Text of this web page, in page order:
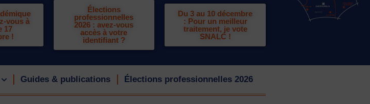
vous à
17
!
Élections
professionnelles
2026 : avez-vous
accès à votre
identifiant ?
Du 3 au 10 décembre
: Pour un meilleur
traitement, je vote
SNALC !
Guides & publications Élections professionnelles 2026